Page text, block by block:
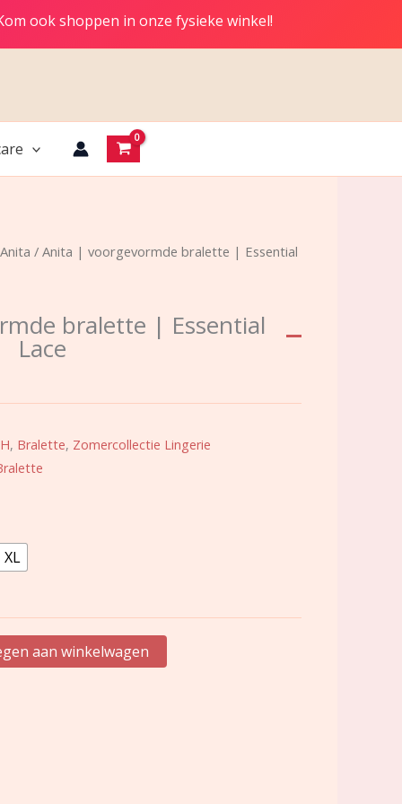
ook shoppen in onze fysieke winkel!
Anita / Anita | voorgevormde bralette | Essential
bralette | Essential
Lace
, Bralette, Zomercollectie Lingerie
XL
aan winkelwagen